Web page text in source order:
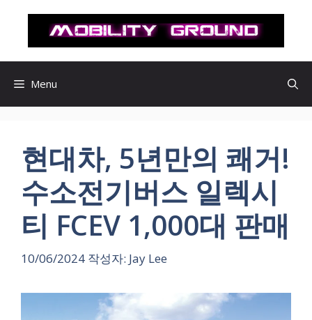
로
Menu
현대차, 5년만의 쾌거!
수소전기버스 일렉시
티 FCEV 1,000대 판매
10/06/2024 작성자: Jay Lee